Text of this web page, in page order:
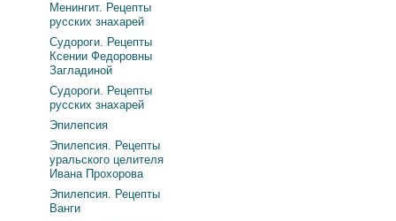
Менингит. Рецепты
русских знахарей
Судороги. Рецепты
Ксении Федоровны
Загладиной
Судороги. Рецепты
русских знахарей
Эпилепсия
Эпилепсия. Рецепты
уральского целителя
Ивана Прохорова
Эпилепсия. Рецепты
Ванги